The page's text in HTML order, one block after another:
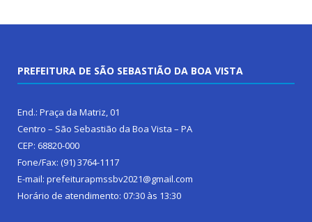
PREFEITURA DE SÃO SEBASTIÃO DA BOA VISTA
End.: Praça da Matriz, 01
Centro – São Sebastião da Boa Vista – PA
CEP: 68820-000
Fone/Fax: (91) 3764-1117
E-mail: prefeiturapmssbv2021@gmail.com
Horário de atendimento: 07:30 às 13:30